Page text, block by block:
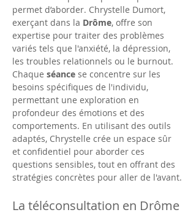
permet d’aborder. Chrystelle Dumort,
exerçant dans la Drôme, offre son
expertise pour traiter des problèmes
variés tels que l'anxiété, la dépression,
les troubles relationnels ou le burnout.
Chaque séance se concentre sur les
besoins spécifiques de l'individu,
permettant une exploration en
profondeur des émotions et des
comportements. En utilisant des outils
adaptés, Chrystelle crée un espace sûr
et confidentiel pour aborder ces
questions sensibles, tout en offrant des
stratégies concrètes pour aller de l'avant.
La téléconsultation en Drôme